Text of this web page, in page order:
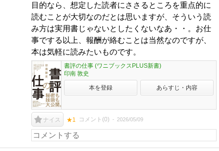
目的なら、想定した読者にささるところを重点的に
読むことが大切なのだとは思いますが、そういう読
み方は実用書じゃないとしたくないなあ・・。お仕
事でする以上、報酬が絡むことは当然なのですが、
本は気軽に読みたいものです。
書評の仕事 (ワニブックスPLUS新書)
印南 敦史
本を登録 あらすじ・内容
ナイス ★1 コメント(0) 2026/05/09